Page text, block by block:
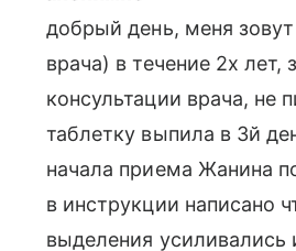
добрый день, меня
врача) в течение 2х
консультации врача, не
таблетку выпила в 3й
начала приема Жанина
в инструкции написано
выделения